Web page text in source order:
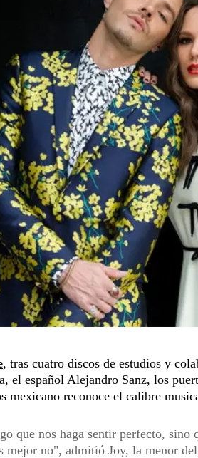
, tras cuatro discos de estudios y
el español Alejandro Sanz, los
mexicano reconoce el calibre
que nos haga sentir perfecto,
mejor no", admitió Joy, la menor